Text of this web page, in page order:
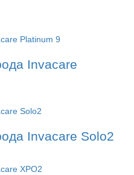
Invacare
Invacare Solo2